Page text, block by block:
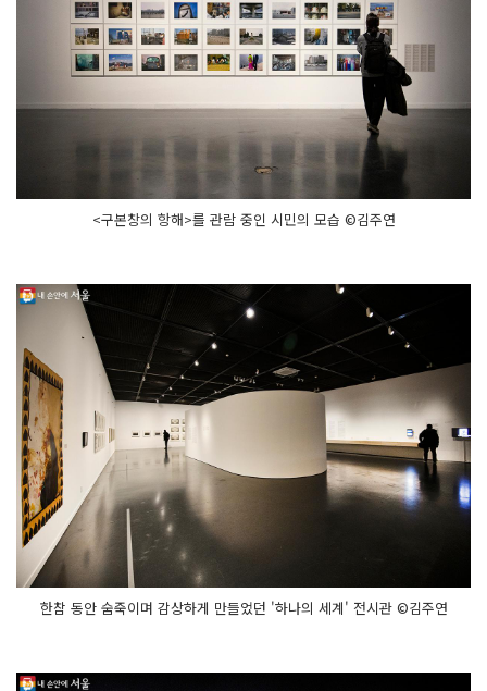
<구본창의 항해>를 관람 중인 시민의 모습 ©김주연
한참 동안 숨죽이며 감상하게 만들었던 '하나의 세계' 전시관 ©김주연